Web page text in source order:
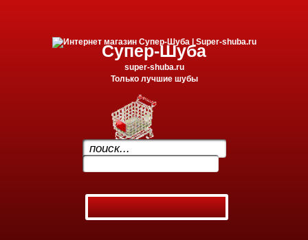
Супер-Шуба
super-shuba.ru
Только лучшие шубы
Ваша корзина пуста.
.